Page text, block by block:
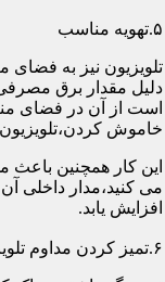
۵.تهویه مناسب
تلویزیون نیز به فضای
دلیل مقدار برق مصرفی
است از آن در فضای
خاموش
این کار همچنین باعث
می کنید،مدار داخلی
افزایش یابد.
۶.تمیز کردن مداوم تلویزیون